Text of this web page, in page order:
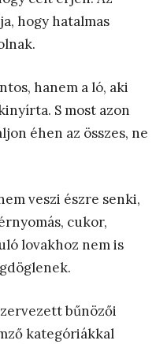
hogy hatalmas
hanem a ló, aki
S most azon
éhen az összes, ne
veszi észre senki,
cukor,
lovakhoz nem is
bűnözői
kategóriákkal